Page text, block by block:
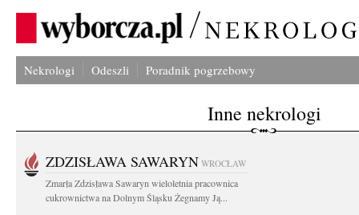
Nekrologi Odeszli Poradnik pogrzebowy
Inne nekrologi
ZDZISŁAWA SAWARYN WROCŁAW
Zmarła Zdzisława Sawaryn wieloletnia pracownica
cukrownictwa na Dolnym Śląsku Żegnamy Ją...